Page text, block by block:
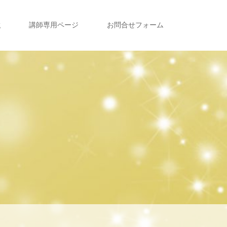
講師専用ページ お問合せフォーム